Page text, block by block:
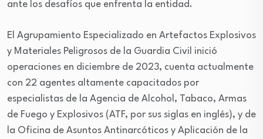
ante los desafíos que enfrenta la entidad.
El Agrupamiento Especializado en Artefactos Explosivos
y Materiales Peligrosos de la Guardia Civil inició
operaciones en diciembre de 2023, cuenta actualmente
con 22 agentes altamente capacitados por
especialistas de la Agencia de Alcohol, Tabaco, Armas
de Fuego y Explosivos (ATF, por sus siglas en inglés), y de
la Oficina de Asuntos Antinarcóticos y Aplicación de la